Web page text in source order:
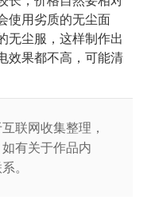
使用劣质的无尘面
无尘服，这样制作出
效果都不高，可能清
联网收集整理，
有关于作品内
。